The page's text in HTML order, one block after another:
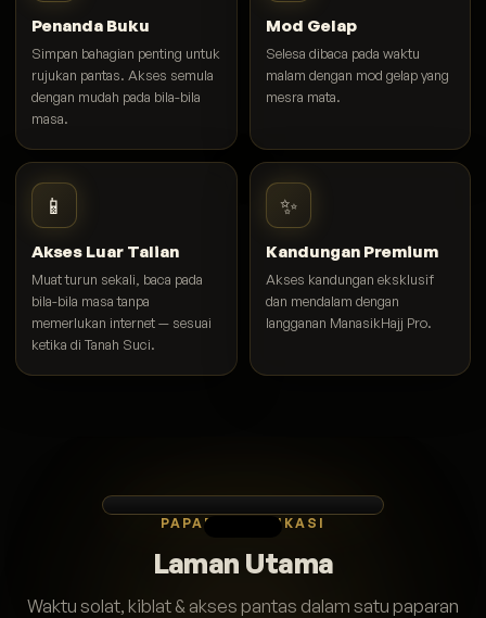
Penanda Buku
Simpan bahagian penting untuk
rujukan pantas. Akses semula
dengan mudah pada bila-bila
masa.
Mod Gelap
Selesa dibaca pada waktu
malam dengan mod gelap yang
mesra mata.
📱
Akses Luar Talian
Muat turun sekali, baca pada
bila-bila masa tanpa
memerlukan internet — sesuai
ketika di Tanah Suci.
✨
Kandungan Premium
Akses kandungan eksklusif
dan mendalam dengan
langganan ManasikHajj Pro.
PAPARAN APLIKASI
Laman Utama
Waktu solat, kiblat & akses pantas dalam satu paparan